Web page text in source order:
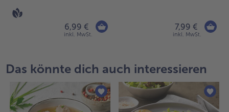
6,99 €
inkl. MwSt.
7,99 €
inkl. MwSt.
Das könnte dich auch interessieren